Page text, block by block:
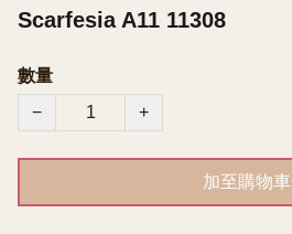
Scarfesia A11 11308
數量
−
+
加至購物車